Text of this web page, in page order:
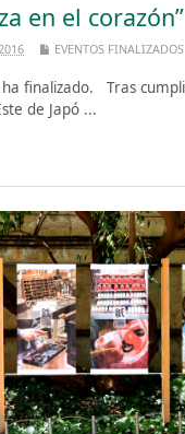
en el corazón”
EVENTOS FINALIZADOS
finalizado. Tras
de Japó ...